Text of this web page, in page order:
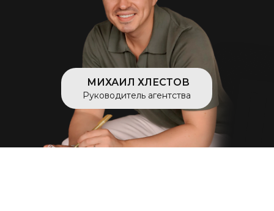
Руководитель агентства
МИХАИЛ ХЛЕСТОВ